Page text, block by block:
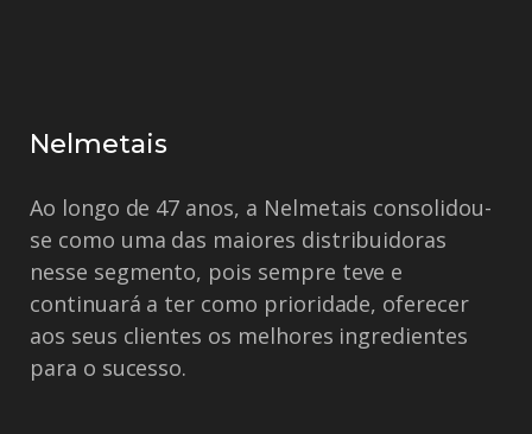
Nelmetais
Ao longo de 47 anos, a Nelmetais consolidou-
se como uma das maiores distribuidoras
nesse segmento, pois sempre teve e
continuará a ter como prioridade, oferecer
aos seus clientes os melhores ingredientes
para o sucesso.